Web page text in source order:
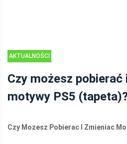
AKTUALNOŚCI
Czy możesz pobierać
motywy PS5
Czy Mozesz Pobierac I Zmieniac